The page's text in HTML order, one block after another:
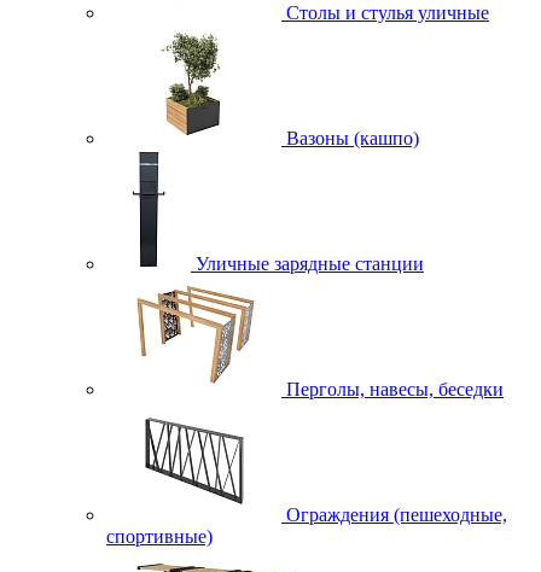
Столы и стулья уличные
Вазоны (кашпо)
Уличные зарядные станции
Перголы, навесы, беседки
Ограждения (пешеходные,
спортивные)